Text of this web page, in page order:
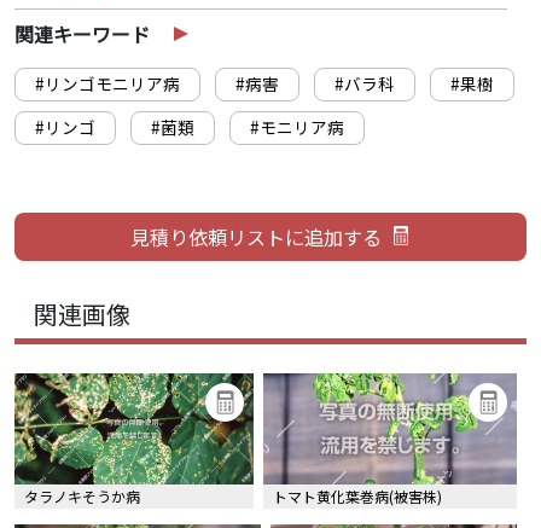
関連キーワード
#リンゴモニリア病 #病害 #バラ科
#果樹
#リンゴ
#菌類 #モニリア病
関連画像
タラノキそうか病 トマト黄化葉巻病(被害株)